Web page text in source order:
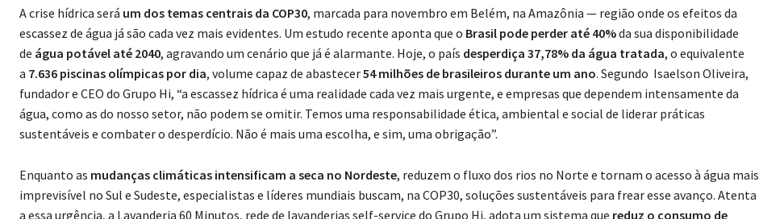
A crise hídrica será um dos temas centrais da COP30, marcada para novembro em Belém, na Amazônia — região onde os efeitos da
escassez de água já são cada vez mais evidentes. Um estudo recente aponta que o Brasil pode perder até 40%da sua disponibilidade
de água potável até 2040, agravando um cenário que já é alarmante. Hoje, o país desperdiça 37,78% da água tratada, o equivalente
a 7.636 piscinas olímpicas por dia, volume capaz de abastecer54 milhões de brasileiros durante um ano. Segundo Isaelson Oliveira,
fundador e CEO do Grupo Hi, “a escassez hídrica é uma realidade cada vez mais urgente, e empresas que dependem intensamente da
água, como as do nosso setor, não podem se omitir. Temos uma responsabilidade ética, ambiental e social de liderar práticas
sustentáveis e combater o desperdício. Não é mais uma escolha, e sim, uma obrigação”.
Enquanto as mudanças climáticas intensificam a seca no Nordeste, reduzem o fluxo dos rios no Norte e tornam o acesso à água mais
imprevisível no Sul e Sudeste, especialistas e líderes mundiais buscam, na COP30, soluções sustentáveis para frear esse avanço. Atenta
a essa urgência, a Lavanderia 60 Minutos, rede de lavanderias self-service do Grupo Hi, adota um sistema que reduz o consumo de